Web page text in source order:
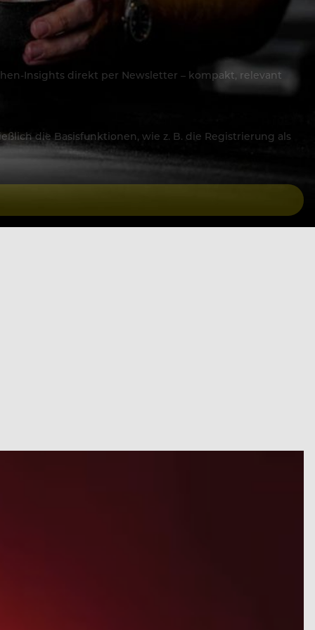
Insights direkt per Newsletter – kompakt, relevant
die Basisfunktionen, wie z. B. die Registrierung als